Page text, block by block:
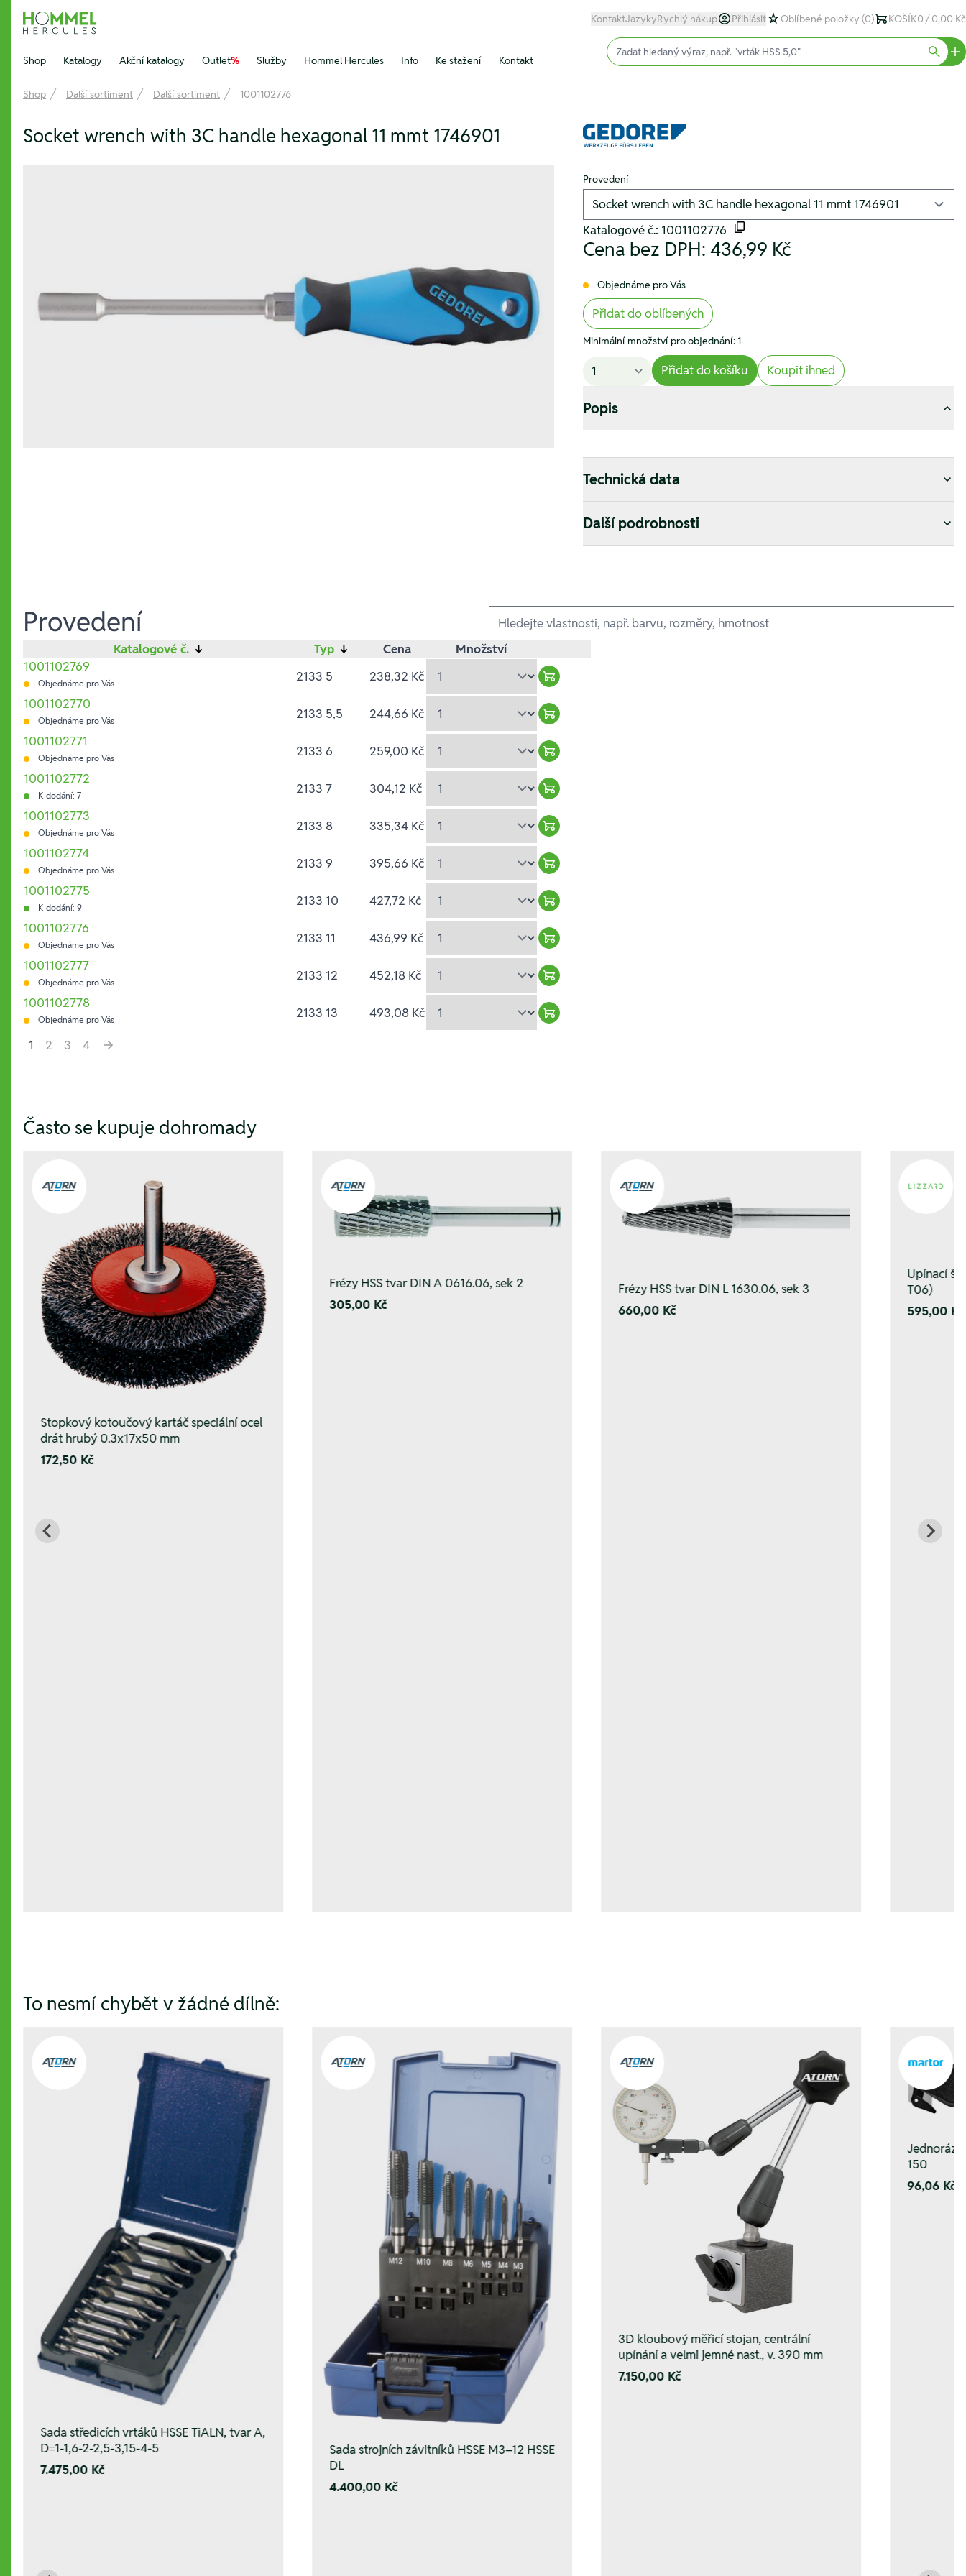
Hommel Hercules
KontaktJazykyRychlý nákup Přihlásit Oblíbené položky (0) KOŠÍK0 / 0,00 Kč
Shop Katalogy Akční katalogy Outlet% Služby Hommel Hercules Info Ke stažení Kontakt
Input (text)
Shop Další sortiment Další sortiment 1001102776
Socket wrench with 3C handle hexagonal 11 mmt 1746901
Provedení
Katalogové č.: 1001102776
Cena bez DPH:436,99 Kč
Objednáme pro Vás
Přidat do oblíbených
Minimální množství pro objednání: 1
Přidat do košíku Koupit ihned
Popis
Technická data
Další podrobnosti
Provedení Ausführungen
Katalogové č. ↓ Typ ↓ Cena
Množství
1001102769
Objednáme pro Vás 2133 5 238,32 Kč
Warenkorb hinzufügen
1001102770
Objednáme pro Vás 2133 5,5 244,66 Kč
Warenkorb hinzufügen
1001102771
Objednáme pro Vás 2133 6 259,00 Kč
Warenkorb hinzufügen
1001102772
K dodání: 7 2133 7 304,12 Kč
Warenkorb hinzufügen
1001102773
Objednáme pro Vás 2133 8 335,34 Kč
Warenkorb hinzufügen
1001102774
Objednáme pro Vás 2133 9 395,66 Kč
Warenkorb hinzufügen
1001102775
K dodání: 9 2133 10 427,72 Kč
Warenkorb hinzufügen
1001102776
Objednáme pro Vás 2133 11 436,99 Kč
Warenkorb hinzufügen
1001102777
Objednáme pro Vás 2133 12 452,18 Kč
Warenkorb hinzufügen
1001102778
Objednáme pro Vás 2133 13 493,08 Kč
Warenkorb hinzufügen
1
2 3
4
Často se kupuje dohromady
Stopkový kotoučový kartáč speciální ocel
drát hrubý 0.3x17x50 mm
172,50 Kč
Frézy HSS tvar DIN A 0616.06, sek 2
305,00 Kč
Frézy HSS tvar DIN L 1630.06, sek 3
660,00 Kč
Upínací
T06)
595,00 Kč
To nesmí chybět v žádné dílně:
Sada středicích vrtáků HSSE TiALN, tvar A,
D=1-1,6-2-2,5-3,15-4-5
7.475,00 Kč
Sada strojních závitníků HSSE M3–12 HSSE
DL
4.400,00 Kč
3D kloubový měřicí stojan, centrální
upínání a velmi jemné nast., v. 390 mm
7.150,00 Kč
150
96,06 Kč